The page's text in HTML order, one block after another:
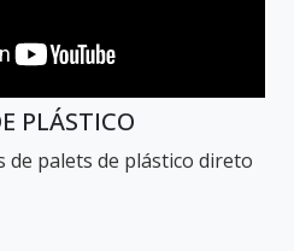
PLÁSTICO
de palets de plástico direto